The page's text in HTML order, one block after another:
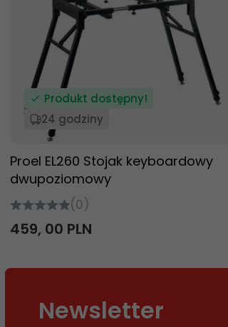
Produkt dostępny!
24 godziny
Proel EL260 Stojak keyboardowy
dwupoziomowy
(0)
459, 00 PLN
Newsletter